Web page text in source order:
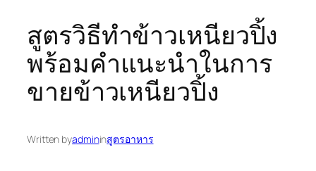
สูตรวิธีทำข้าวเหนียวปิ้ง
พร้อมคำแนะนำในการ
ขายข้าวเหนียวปิ้ง
Written byadmininสูตรอาหาร